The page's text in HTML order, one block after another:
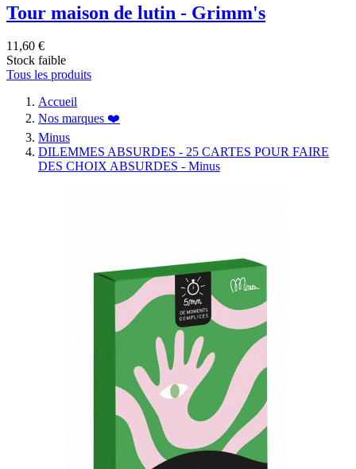
Tour maison de lutin - Grimm's
11,60 €
Stock faible
Tous les produits
Accueil
Nos marques ❤️
Minus
DILEMMES ABSURDES - 25 CARTES POUR FAIRE
DES CHOIX ABSURDES - Minus